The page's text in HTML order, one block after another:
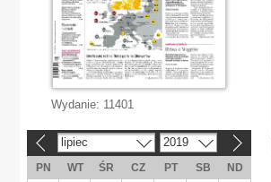
Wydanie: 11401
lipiec 2019
PN WT ŚR CZ PT SB
ND